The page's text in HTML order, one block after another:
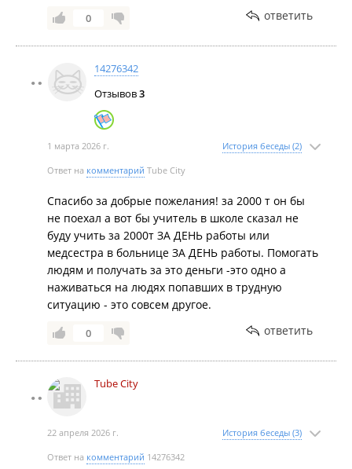
недопустима. Мы приносим вам свои извинения
за испорченные впечатления и потраченные
нервы.
Вы абсолютно правы, женщина за рулем не
повод считать ее легкой добычей или
навязывать лишние услуги. Опыт вождения 30
лет говорит сам за себя, и вы прекрасно знаете,
что нужно вашей машине, а что нет.
этим сотрудником. Для нас важно, чтобы наши
клиенты получали услугу по той цене, о которой
договаривались изначально, и без сюрпризов на
месте.
Спасибо, что написали нам. Обратная связь от
таких опытных водителей, как вы, помогает нам
становиться лучше. Надеемся, что в будущем у
вас останутся только положительные
впечатления от нашего сервиса.
С уважением и заботой, команда TUBE CITY.
(TUBE-CITY создаёт онлайн-пространство, где
каждый может получить качественные Авто-
0 ответить
14276342
Отзывов3
1 марта 2026 г. История беседы (2)
Ответ на комментарий Tube City
Спасибо за добрые пожелания! за 2000 т он бы
не поехал а вот бы учитель в школе сказал не
буду учить за 2000т ЗА ДЕНЬ работы или
медсестра в больнице ЗА ДЕНЬ работы. Помогать
людям и получать за это деньги -это одно а
наживаться на людях попавших в трудную
ситуацию - это совсем другое.
0 ответить
Tube City
22 апреля 2026 г. История беседы (3)
Ответ на комментарий 14276342